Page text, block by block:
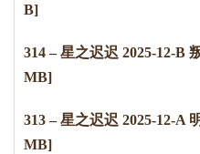
B]
314 – 星之迟迟 2025-12-B
MB]
313 – 星之迟迟 2025-12-A
MB]